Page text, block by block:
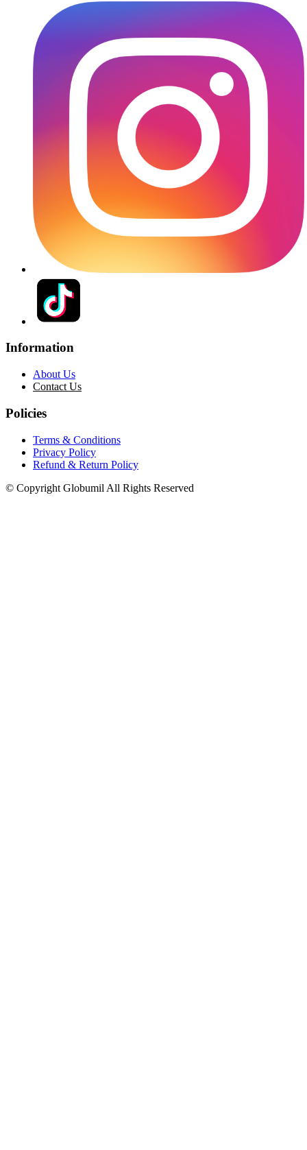
Information
About Us
Contact Us
Policies
Terms & Conditions
Privacy Policy
Refund & Return Policy
© Copyright Globumil All Rights Reserved